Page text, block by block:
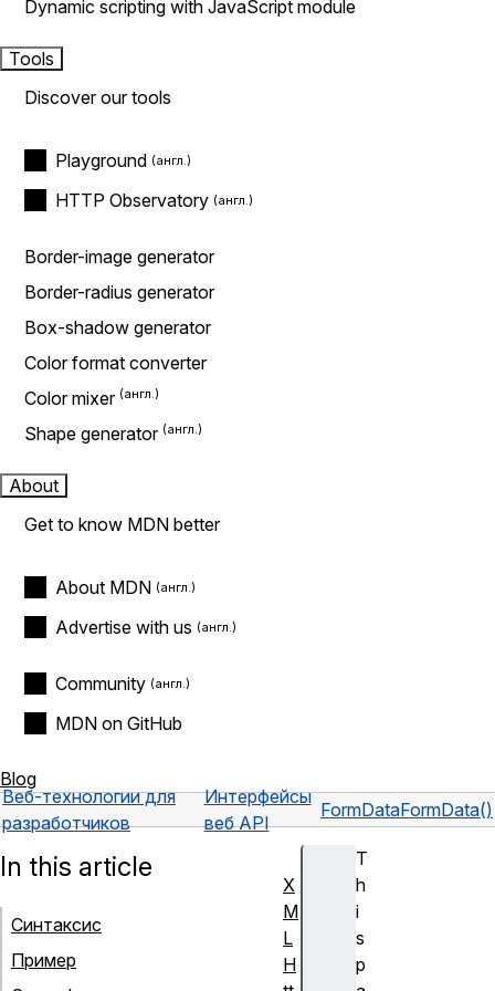
Dynamic scripting with JavaScript module
Tools
Discover our tools
Playground
HTTP Observatory
Border-image generator
Border-radius generator
Box-shadow generator
Color format converter
Color mixer
Shape generator
About
Get to know MDN better
About MDN
Advertise with us
Community
MDN on GitHub
Blog
Веб-технологии для
разработчиков
Интерфейсы
веб API
FormDataFormData()
T
h
i
s
p
In this article
Синтаксис
Пример
X
M
L
H